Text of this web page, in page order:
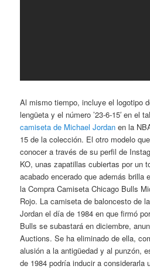
Al mismo tiempo, incluye el logotipo
lengüeta y el número ’23-6-15′ en el
camiseta de Michael Jordan en la
15 de la colección. El otro modelo
conocer a través de su perfil de
KO, unas zapatillas cubiertas por un
acabado encerado que además brilla
la Compra Camiseta Chicago Bulls
Rojo. La camiseta de baloncesto de
Jordan el día de 1984 en que firmó
Bulls se subastará en diciembre,
Auctions. Se ha eliminado de ella,
alusión a la antigüedad y al punzón,
de 1984 podría inducir a considerarla